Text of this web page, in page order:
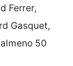
Ferrer,
Gasquet,
50